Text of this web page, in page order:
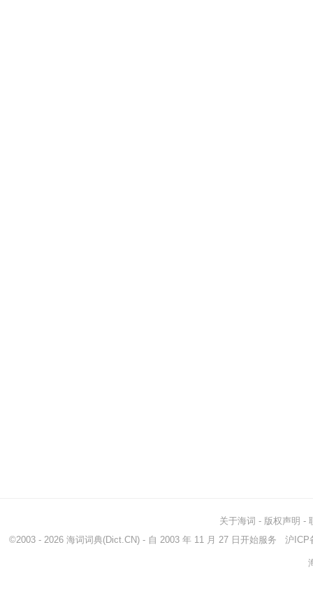
关于海词 - 版权声明 -
©2003 - 2026 海词词典(Dict.CN) - 自 2003 年 11 月 27 日开始服务 沪ICP